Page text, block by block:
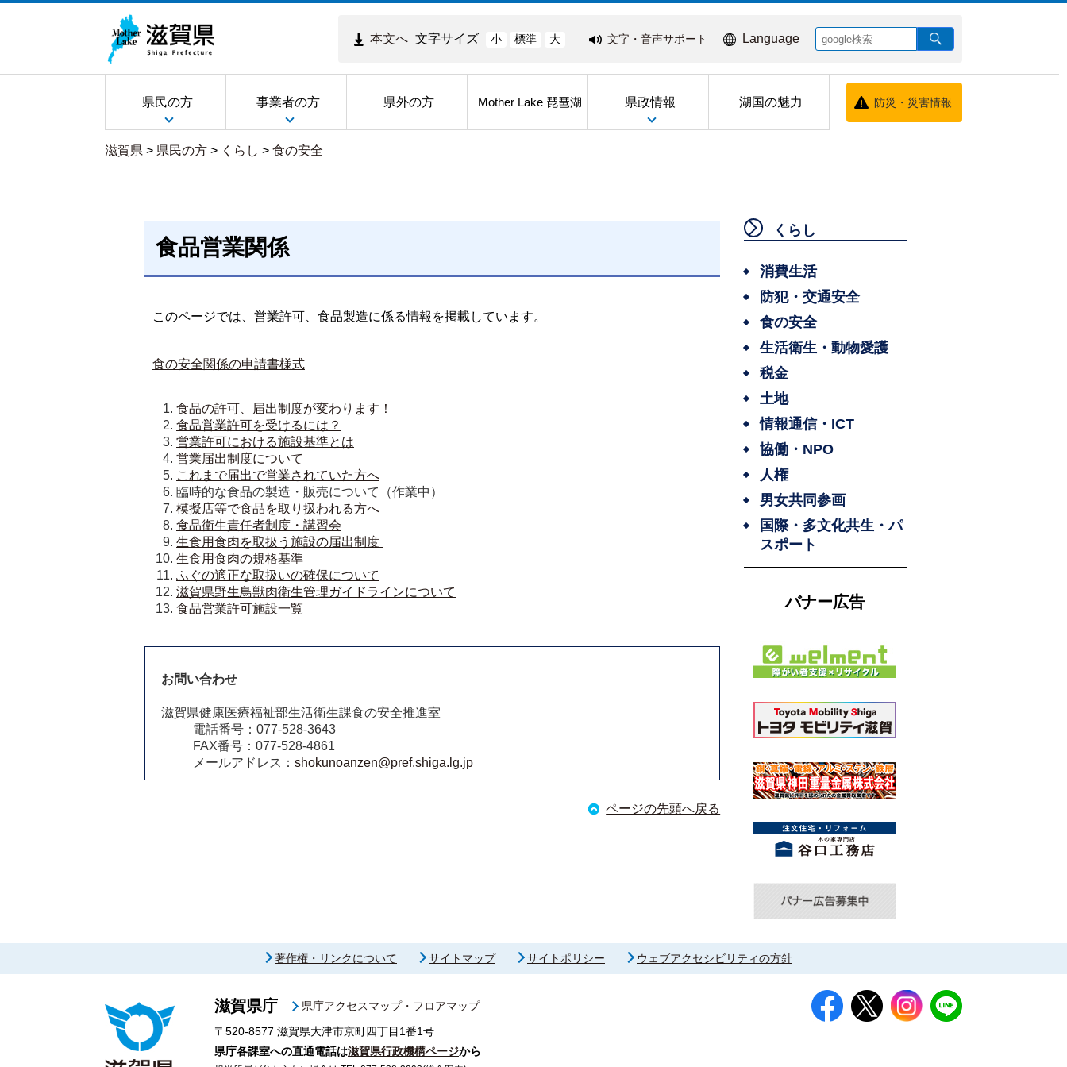
本文へ 文字サイズ 小 標準 大 文字・音声サポート Language
県民の方 事業者の方 県外の方 Mother Lake 琵琶湖 県政情報 湖国の魅力 防災・災害情報
滋賀県 > 県民の方 > くらし > 食の安全
食品営業関係
このページでは、営業許可、食品製造に係る情報を掲載しています。
食の安全関係の申請書様式
食品の許可、届出制度が変わります！
食品営業許可を受けるには？
営業許可における施設基準とは
営業届出制度について
これまで届出で営業されていた方へ
臨時的な食品の製造・販売について（作業中）
模擬店等で食品を取り扱われる方へ
食品衛生責任者制度・講習会
生食用食肉を取扱う施設の届出制度
生食用食肉の規格基準
ふぐの適正な取扱いの確保について
滋賀県野生鳥獣肉衛生管理ガイドラインについて
食品営業許可施設一覧
お問い合わせ
滋賀県健康医療福祉部生活衛生課食の安全推進室
電話番号：077-528-3643
FAX番号：077-528-4861
メールアドレス： shokunoanzen@pref.shiga.lg.jp
ページの先頭へ戻る
くらし
消費生活
防犯・交通安全
食の安全
生活衛生・動物愛護
税金
土地
情報通信・ICT
協働・NPO
人権
男女共同参画
国際・多文化共生・パ
スポート
バナー広告
著作権・リンクについて サイトマップ サイトポリシー ウェブアクセシビリティの方針
滋賀県庁
県庁アクセスマップ・フロアマップ
〒520-8577 滋賀県大津市京町四丁目1番1号
県庁各課室への直通電話は滋賀県行政機構ページから